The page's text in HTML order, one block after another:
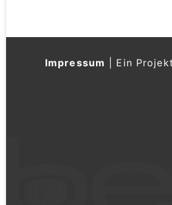
Impressum Ein